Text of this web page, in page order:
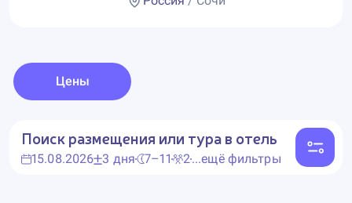
Цены
Поиск размещения или тура в отель
15.08.2026 3 дня 7–11 2...ещё фильтры